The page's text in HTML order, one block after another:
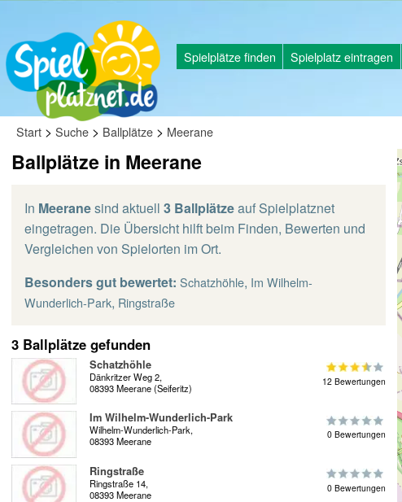
Spielplätze finden Spielplatz eintragen
Start > Suche > Ballplätze > Meerane
Ballplätze in Meerane
In Meeranesind aktuell 3 Ballplätzeauf Spielplatznet
eingetragen. Die Übersicht hilft beim Finden, Bewerten und
Vergleichen von Spielorten im Ort.
Besonders gut bewertet: Schatzhöhle, Im Wilhelm-
Wunderlich-Park, Ringstraße
3 Ballplätze gefunden
Schatzhöhle
Dänkritzer Weg 2,
08393 Meerane (Seiferitz)
12 Bewertungen
Im Wilhelm-Wunderlich-Park
Wilhelm-Wunderlich-Park,
08393 Meerane
0 Bewertungen
Ringstraße
Ringstraße 14,
08393 Meerane
0 Bewertungen